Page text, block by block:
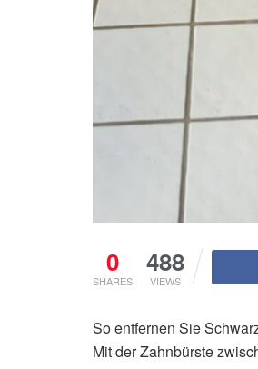
0
SHARES
488
VIEWS
So entfernen Sie
Mit der Zahnbürste